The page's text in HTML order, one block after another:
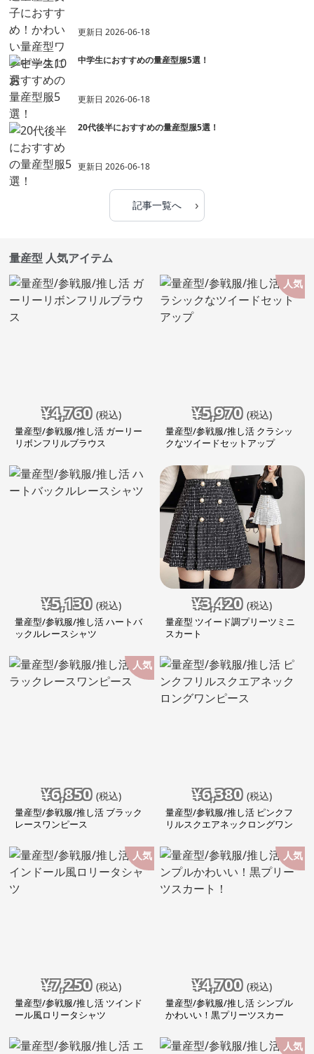
更新日2026-06-18
中学生におすすめの量産型服5選！
更新日2026-06-18
20代後半におすすめの量産型服5選！
更新日2026-06-18
記事一覧へ ›
量産型 人気アイテム
¥4,760 (税込)
量産型/参戦服/推し活 ガーリー
リボンフリルブラウス
人気
¥5,970 (税込)
量産型/参戦服/推し活 クラシッ
クなツイードセットアップ
¥5,130 (税込)
量産型/参戦服/推し活 ハートバ
ックルレースシャツ
¥3,420 (税込)
量産型 ツイード調プリーツミニ
スカート
人気
¥6,850 (税込)
量産型/参戦服/推し活 ブラック
レースワンピース
¥6,380 (税込)
量産型/参戦服/推し活 ピンクフ
リルスクエアネックロングワン
人気
¥7,250 (税込)
量産型/参戦服/推し活 ツインド
ール風ロリータシャツ
人気
¥4,700 (税込)
量産型/参戦服/推し活 シンプル
かわいい！黒プリーツスカー
人気